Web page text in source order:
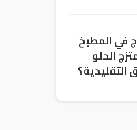
في المطبخ
الحلو
التقليدية؟